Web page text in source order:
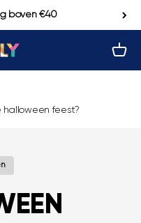
boven €40
feest?